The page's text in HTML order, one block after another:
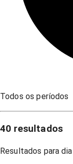
Todos os períodos
40 resultados
Resultados para dia